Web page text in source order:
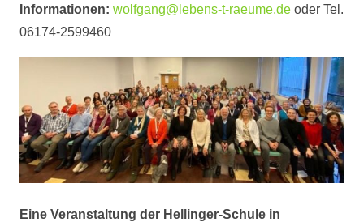
Informationen: wolfgang@lebens-t-raeume.de oder Tel.
06174-2599460
Eine Veranstaltung der Hellinger-Schule in